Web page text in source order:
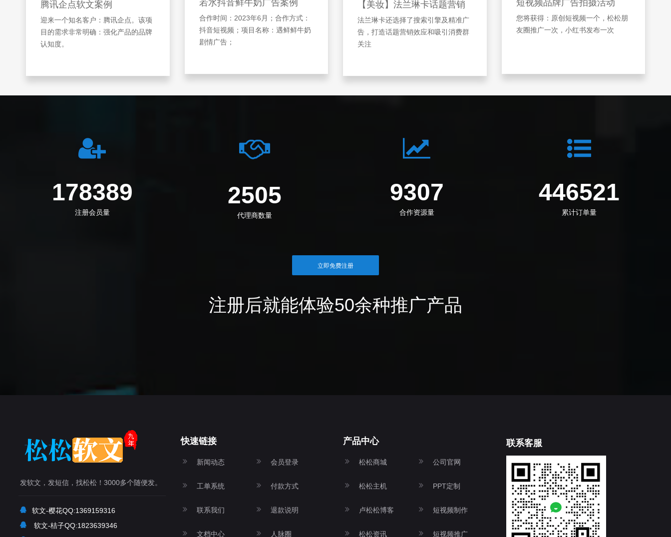
腾讯企点软文案例
迎来一个知名客户：腾讯企点。该项
目的需求非常明确：强化产品的品牌
认知度。
若水抖音鲜牛奶广告案例
合作时间：2023年6月；合作方式：
抖音短视频；项目名称：遇鲜鲜牛奶
剧情广告；
【美妆】法兰琳卡话题营销
法兰琳卡还选择了搜索引擎及精准广
告，打造话题营销效应和吸引消费群
关注
短视频品牌广告拍摄活动
您将获得：原创短视频一个，松松朋
友圈推广一次，小红书发布一次
219555
注册会员量
3083
代理商数量
11455
合作资源量
549564
累计订单量
立即免费注册
注册后就能体验50余种推广产品
发软文，发短信，找松松！3000多个随便发。
软文-樱花QQ:1369159316
软文-桔子QQ:1823639346
快速链接
新闻动态
工单系统
联系我们
文档中心
会员登录
付款方式
退款说明
人脉圈
产品中心
松松商城
松松主机
卢松松博客
松松资讯
公司官网
PPT定制
短视频制作
短视频推广
联系客服